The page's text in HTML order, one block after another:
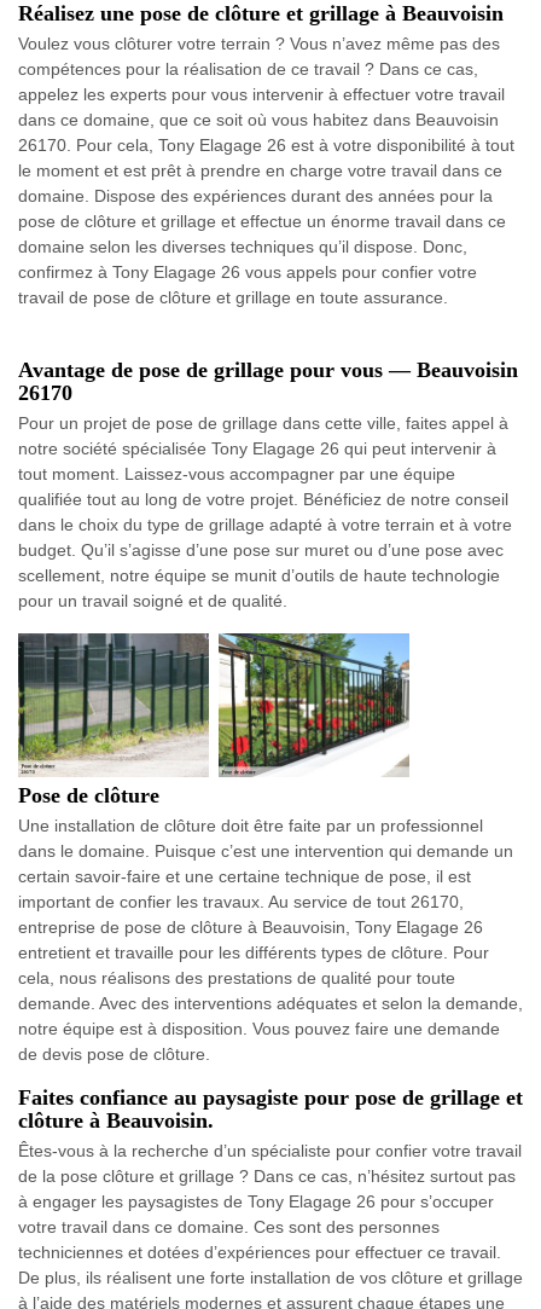
Réalisez une pose de clôture et grillage à Beauvoisin
Voulez vous clôturer votre terrain ? Vous n’avez même pas des
compétences pour la réalisation de ce travail ? Dans ce cas,
appelez les experts pour vous intervenir à effectuer votre travail
dans ce domaine, que ce soit où vous habitez dans Beauvoisin
26170. Pour cela, Tony Elagage 26 est à votre disponibilité à tout
le moment et est prêt à prendre en charge votre travail dans ce
domaine. Dispose des expériences durant des années pour la
pose de clôture et grillage et effectue un énorme travail dans ce
domaine selon les diverses techniques qu’il dispose. Donc,
confirmez à Tony Elagage 26 vous appels pour confier votre
travail de pose de clôture et grillage en toute assurance.
Avantage de pose de grillage pour vous — Beauvoisin
26170
Pour un projet de pose de grillage dans cette ville, faites appel à
notre société spécialisée Tony Elagage 26 qui peut intervenir à
tout moment. Laissez-vous accompagner par une équipe
qualifiée tout au long de votre projet. Bénéficiez de notre conseil
dans le choix du type de grillage adapté à votre terrain et à votre
budget. Qu’il s’agisse d’une pose sur muret ou d’une pose avec
scellement, notre équipe se munit d’outils de haute technologie
pour un travail soigné et de qualité.
Pose de clôture
Une installation de clôture doit être faite par un professionnel
dans le domaine. Puisque c’est une intervention qui demande un
certain savoir-faire et une certaine technique de pose, il est
important de confier les travaux. Au service de tout 26170,
entreprise de pose de clôture à Beauvoisin, Tony Elagage 26
entretient et travaille pour les différents types de clôture. Pour
cela, nous réalisons des prestations de qualité pour toute
demande. Avec des interventions adéquates et selon la demande,
notre équipe est à disposition. Vous pouvez faire une demande
de devis pose de clôture.
Faites confiance au paysagiste pour pose de grillage et
clôture à Beauvoisin.
Êtes-vous à la recherche d’un spécialiste pour confier votre travail
de la pose clôture et grillage ? Dans ce cas, n’hésitez surtout pas
à engager les paysagistes de Tony Elagage 26 pour s’occuper
votre travail dans ce domaine. Ces sont des personnes
techniciennes et dotées d’expériences pour effectuer ce travail.
De plus, ils réalisent une forte installation de vos clôture et grillage
à l’aide des matériels modernes et assurent chaque étapes une